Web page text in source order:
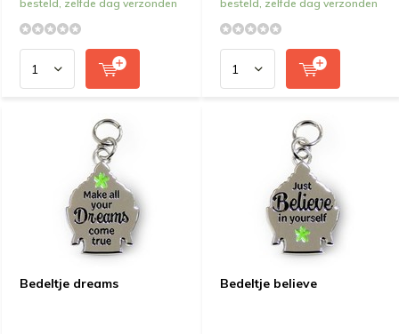
besteld, zelfde dag verzonden
besteld, zelfde dag verzonden
Bedeltje dreams Bedeltje believe